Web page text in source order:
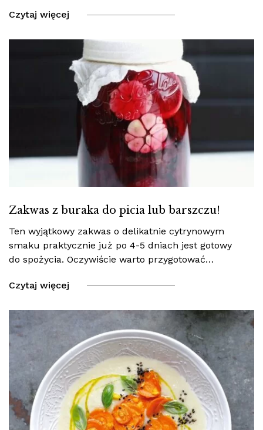
Czytaj więcej
Zakwas z buraka do picia lub barszczu!
Ten wyjątkowy zakwas o delikatnie cytrynowym
smaku praktycznie już po 4-5 dniach jest gotowy
do spożycia. Oczywiście warto przygotować…
Czytaj więcej